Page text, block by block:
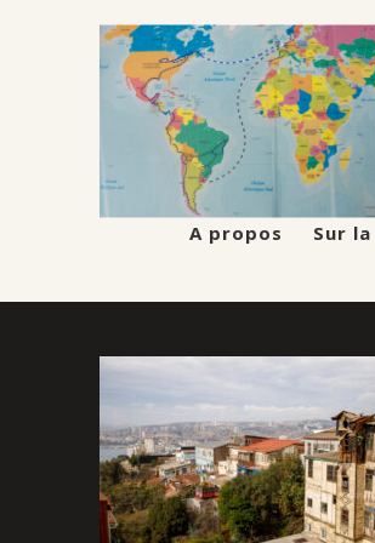
A propos Sur